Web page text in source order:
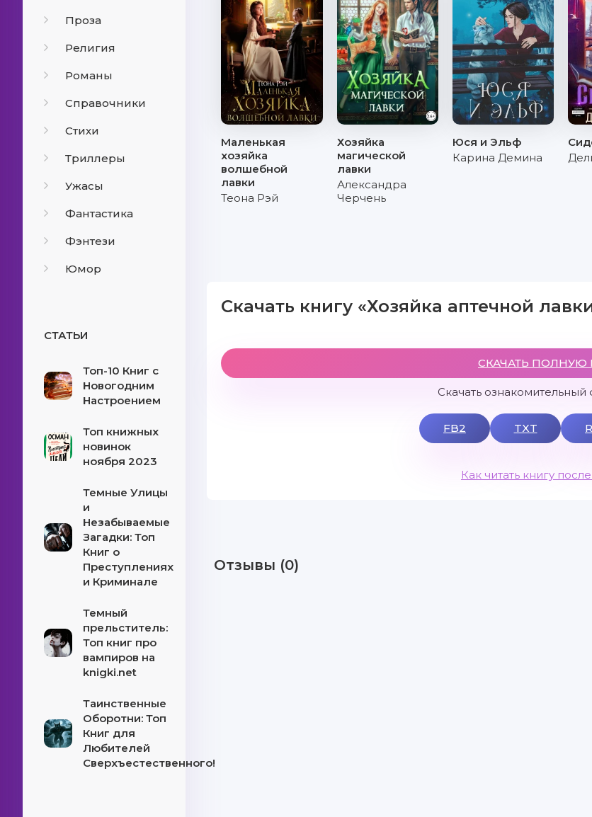
Проза
Религия
Романы
Справочники
Стихи
Триллеры
Ужасы
Фантастика
Фэнтези
Юмор
СТАТЬИ
Топ-10 Книг с
Новогодним
Настроением
Топ книжных
новинок
ноября 2023
Темные Улицы
и
Незабываемые
Загадки: Топ
Книг о
Преступлениях
и Криминале
Темный
прельститель:
Топ книг про
вампиров на
knigki.net
Таинственные
Оборотни: Топ
Книг для
Любителей
Сверхъестественного!
Маленькая
хозяйка
волшебной
лавки
Теона Рэй
Хозяйка
магической
лавки
Александра
Черчень
Юся и Эльф
Карина Демина
Скачать книгу «Хозяйка аптечной
СКАЧАТЬ ПОЛНУЮ
Скачать ознакомительный
FB2 TXT
Как читать книгу
Отзывы (0)